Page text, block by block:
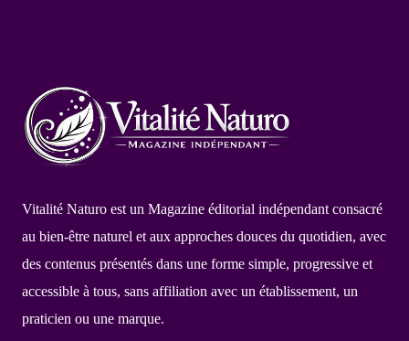
Vitalité Naturo est un Magazine éditorial indépendant consacré
au bien-être naturel et aux approches douces du quotidien, avec
des contenus présentés dans une forme simple, progressive et
accessible à tous, sans affiliation avec un établissement, un
praticien ou une marque.